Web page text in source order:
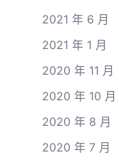
2021 年 6 月
2021 年 1 月
2020 年 11 月
2020 年 10 月
2020 年 8 月
2020 年 7 月